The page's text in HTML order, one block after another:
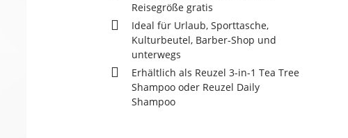
Reisegröße gratis
Ideal für Urlaub, Sporttasche,
Kulturbeutel, Barber-Shop und
unterwegs
Erhältlich als Reuzel 3-in-1 Tea Tree
Shampoo oder Reuzel Daily
Shampoo